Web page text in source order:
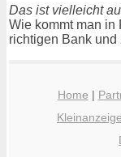
Das ist vielleicht
Wie kommt man in
richtigen Bank und
Home |